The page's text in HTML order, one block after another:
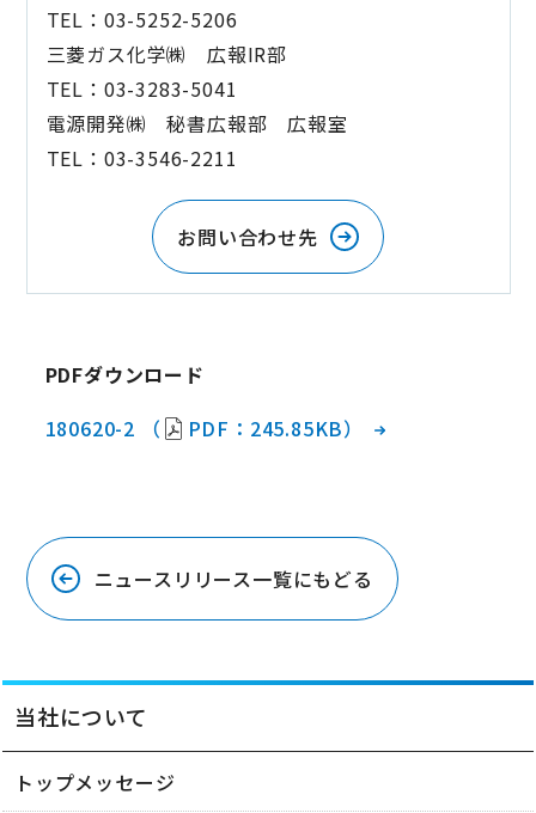
TEL：03-5252-5206
三菱ガス化学㈱ 広報IR部
TEL：03-3283-5041
電源開発㈱ 秘書広報部 広報室
TEL：03-3546-2211
お問い合わせ先
PDFダウンロード
180620-2 （
PDF：245.85KB）
ニュースリリース一覧にもどる
当社について
トップメッセージ